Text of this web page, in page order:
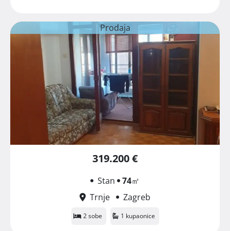
Prodaja
319.200 €
Stan 74㎡
Trnje
Zagreb
2 sobe 1 kupaonice